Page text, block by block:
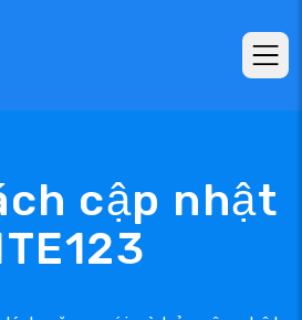
cập nhật